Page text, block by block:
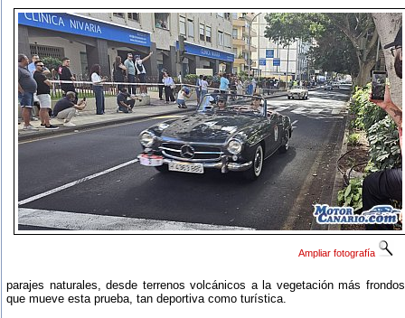
Ampliar fotografía
parajes naturales, desde terrenos volcánicos a la vegetación más
que mueve esta prueba, tan deportiva como turística.